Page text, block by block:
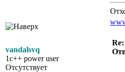
vandalsvq
1c++ power user
Отсутствует